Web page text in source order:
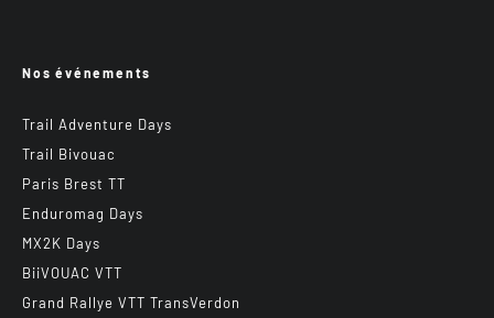
Nos événements
Trail Adventure Days
Trail Bivouac
Paris Brest TT
Enduromag Days
MX2K Days
BiiVOUAC VTT
Grand Rallye VTT TransVerdon